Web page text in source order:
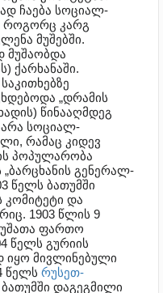
ჩაება სოციალ-
როგორც კარგ
მუშებში.
მუშაობდა
ქარხანაში.
„დრამის
წინააღმდეგ
სოციალ-
რამაც კიდევ
პოპულარობა
„ბარცხანის გენერალ-
წელს ბათუმში
კომიტეტი და
1903 წლის 9
ფართო
წელს გურიის
იყო მივლინებული
წელს რუსეთ-
ბათუმში დაგეგმილი